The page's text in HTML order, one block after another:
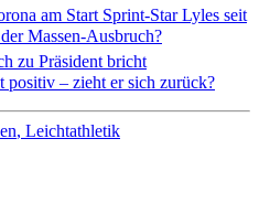
am Start Sprint-Star Lyles seit
Massen-Ausbruch?
zu Präsident bricht
positiv – zieht er sich zurück?
Leichtathletik